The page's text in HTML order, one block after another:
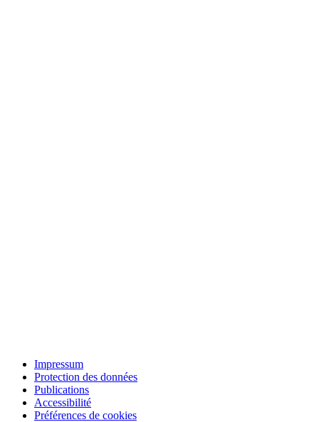
Impressum
Protection des données
Publications
Accessibilité
Préférences de cookies